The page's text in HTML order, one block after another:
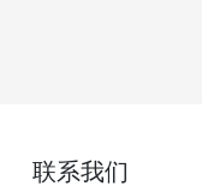
联系我们